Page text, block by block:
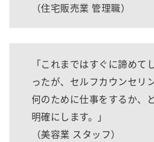
（住宅販売業 管理職）
「これまではすぐに諦めて
ったが、セルフカウンセリ
何のために仕事をするか、
明確にします。」
（美容業 スタッフ）